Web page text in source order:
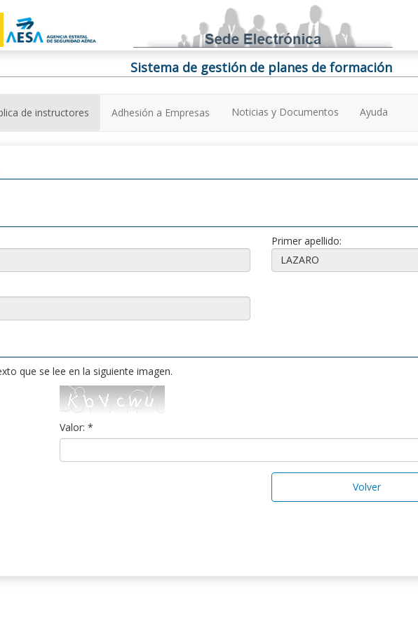
Sistema de gestión de planes de formación
de instructores Adhesión a Empresas Noticias y Documentos Ayuda
Primer apellido:
que se lee en la siguiente imagen.
Valor: *
Volver